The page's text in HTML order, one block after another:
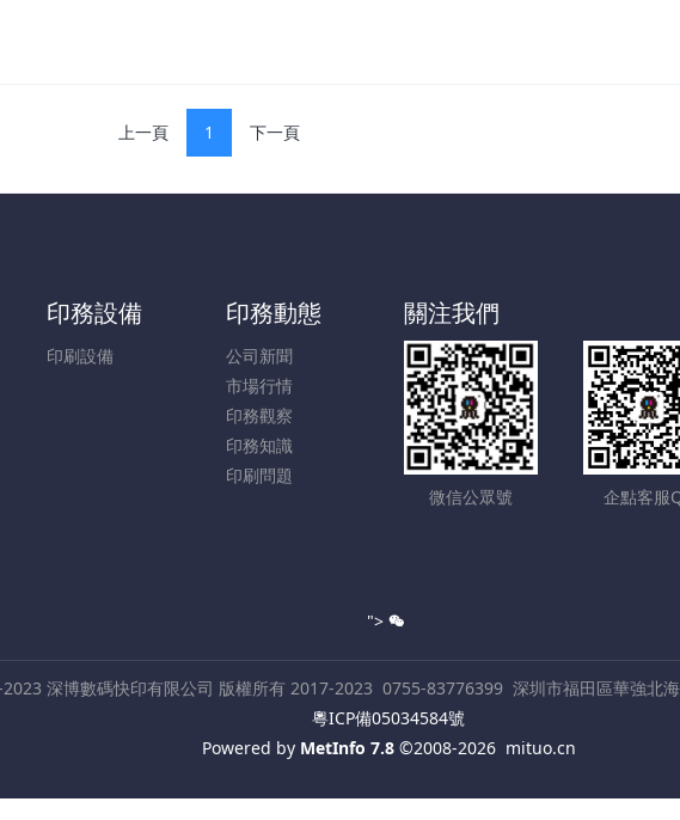
上一頁 1 下一頁
印務設備
印刷設備
印務動態
公司新聞
市場行情
印務觀察
印務知識
印刷問題
關注我們
微信公眾號 企點客服
">
2023 深博數碼快印有限公司 版權所有 2017-2023 0755-83776399 深圳市福田區華強北
粵ICP備05034584號
Powered by MetInfo 7.8©2008-2026 mituo.cn